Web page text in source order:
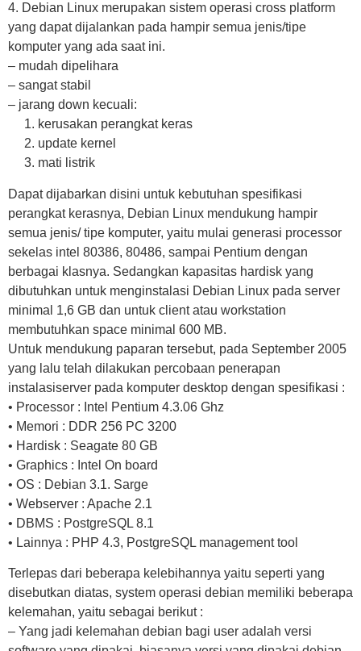
4. Debian Linux merupakan sistem operasi cross platform
yang dapat dijalankan pada hampir semua jenis/tipe
komputer yang ada saat ini.
– mudah dipelihara
– sangat stabil
– jarang down kecuali:
1. kerusakan perangkat keras
2. update kernel
3. mati listrik
Dapat dijabarkan disini untuk kebutuhan spesifikasi
perangkat kerasnya, Debian Linux mendukung hampir
semua jenis/ tipe komputer, yaitu mulai generasi processor
sekelas intel 80386, 80486, sampai Pentium dengan
berbagai klasnya. Sedangkan kapasitas hardisk yang
dibutuhkan untuk menginstalasi Debian Linux pada server
minimal 1,6 GB dan untuk client atau workstation
membutuhkan space minimal 600 MB.
Untuk mendukung paparan tersebut, pada September 2005
yang lalu telah dilakukan percobaan penerapan
instalasiserver pada komputer desktop dengan spesifikasi :
• Processor : Intel Pentium 4.3.06 Ghz
• Memori : DDR 256 PC 3200
• Hardisk : Seagate 80 GB
• Graphics : Intel On board
• OS : Debian 3.1. Sarge
• Webserver : Apache 2.1
• DBMS : PostgreSQL 8.1
• Lainnya : PHP 4.3, PostgreSQL management tool
Terlepas dari beberapa kelebihannya yaitu seperti yang
disebutkan diatas, system operasi debian memiliki beberapa
kelemahan, yaitu sebagai berikut :
– Yang jadi kelemahan debian bagi user adalah versi